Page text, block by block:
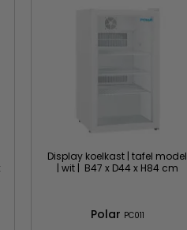
Display koelkast | tafel model
| wit | B47 x D44 x H84 cm
Polar PC011